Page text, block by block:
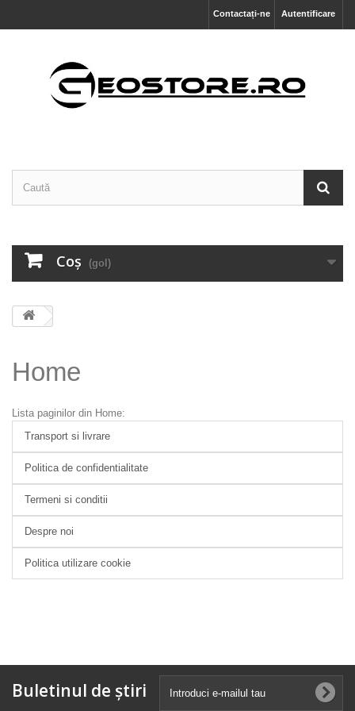
Autentificare
Contactați-ne
Coş (gol)
Home
Lista paginilor din Home:
Transport si livrare
Politica de confidentialitate
Termeni si conditii
Despre noi
Politica utilizare cookie
Buletinul de știri